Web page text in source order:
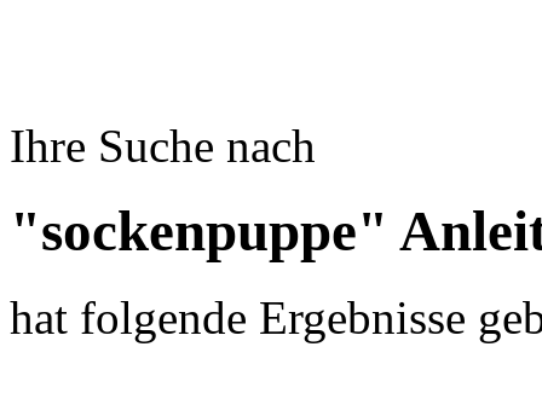
Ihre Suche nach
"sockenpuppe"
hat folgende Ergebnisse